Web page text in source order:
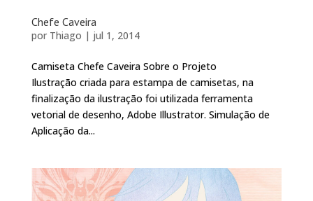
Chefe Caveira
por Thiago | jul 1, 2014
Camiseta Chefe Caveira Sobre o Projeto
Ilustração criada para estampa de camisetas, na
finalização da ilustração foi utilizada ferramenta
vetorial de desenho, Adobe Illustrator. Simulação de
Aplicação da...